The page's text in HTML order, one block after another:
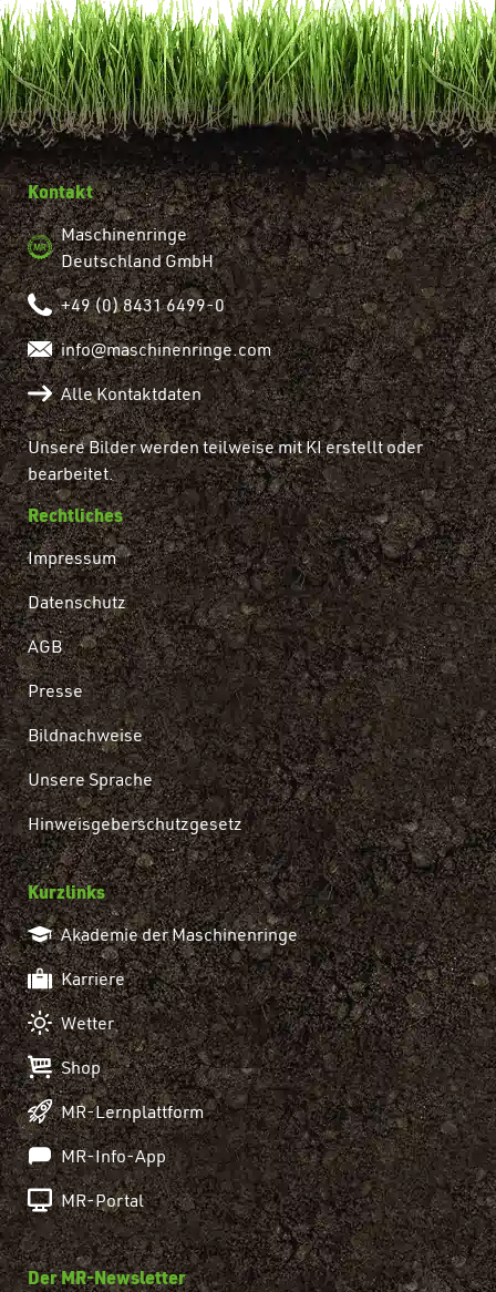
Kontakt
Maschinenringe
Deutschland GmbH
+49 (0) 8431 6499-0
info@maschinenringe.com
Alle Kontaktdaten
Unsere Bilder werden teilweise mit KI erstellt oder
bearbeitet.
Rechtliches
Impressum
Datenschutz
AGB
Presse
Bildnachweise
Unsere Sprache
Hinweisgeberschutzgesetz
Kurzlinks
Akademie der Maschinenringe
Karriere
Wetter
Shop
MR-Lernplattform
MR-Info-App
MR-Portal
Der MR-Newsletter